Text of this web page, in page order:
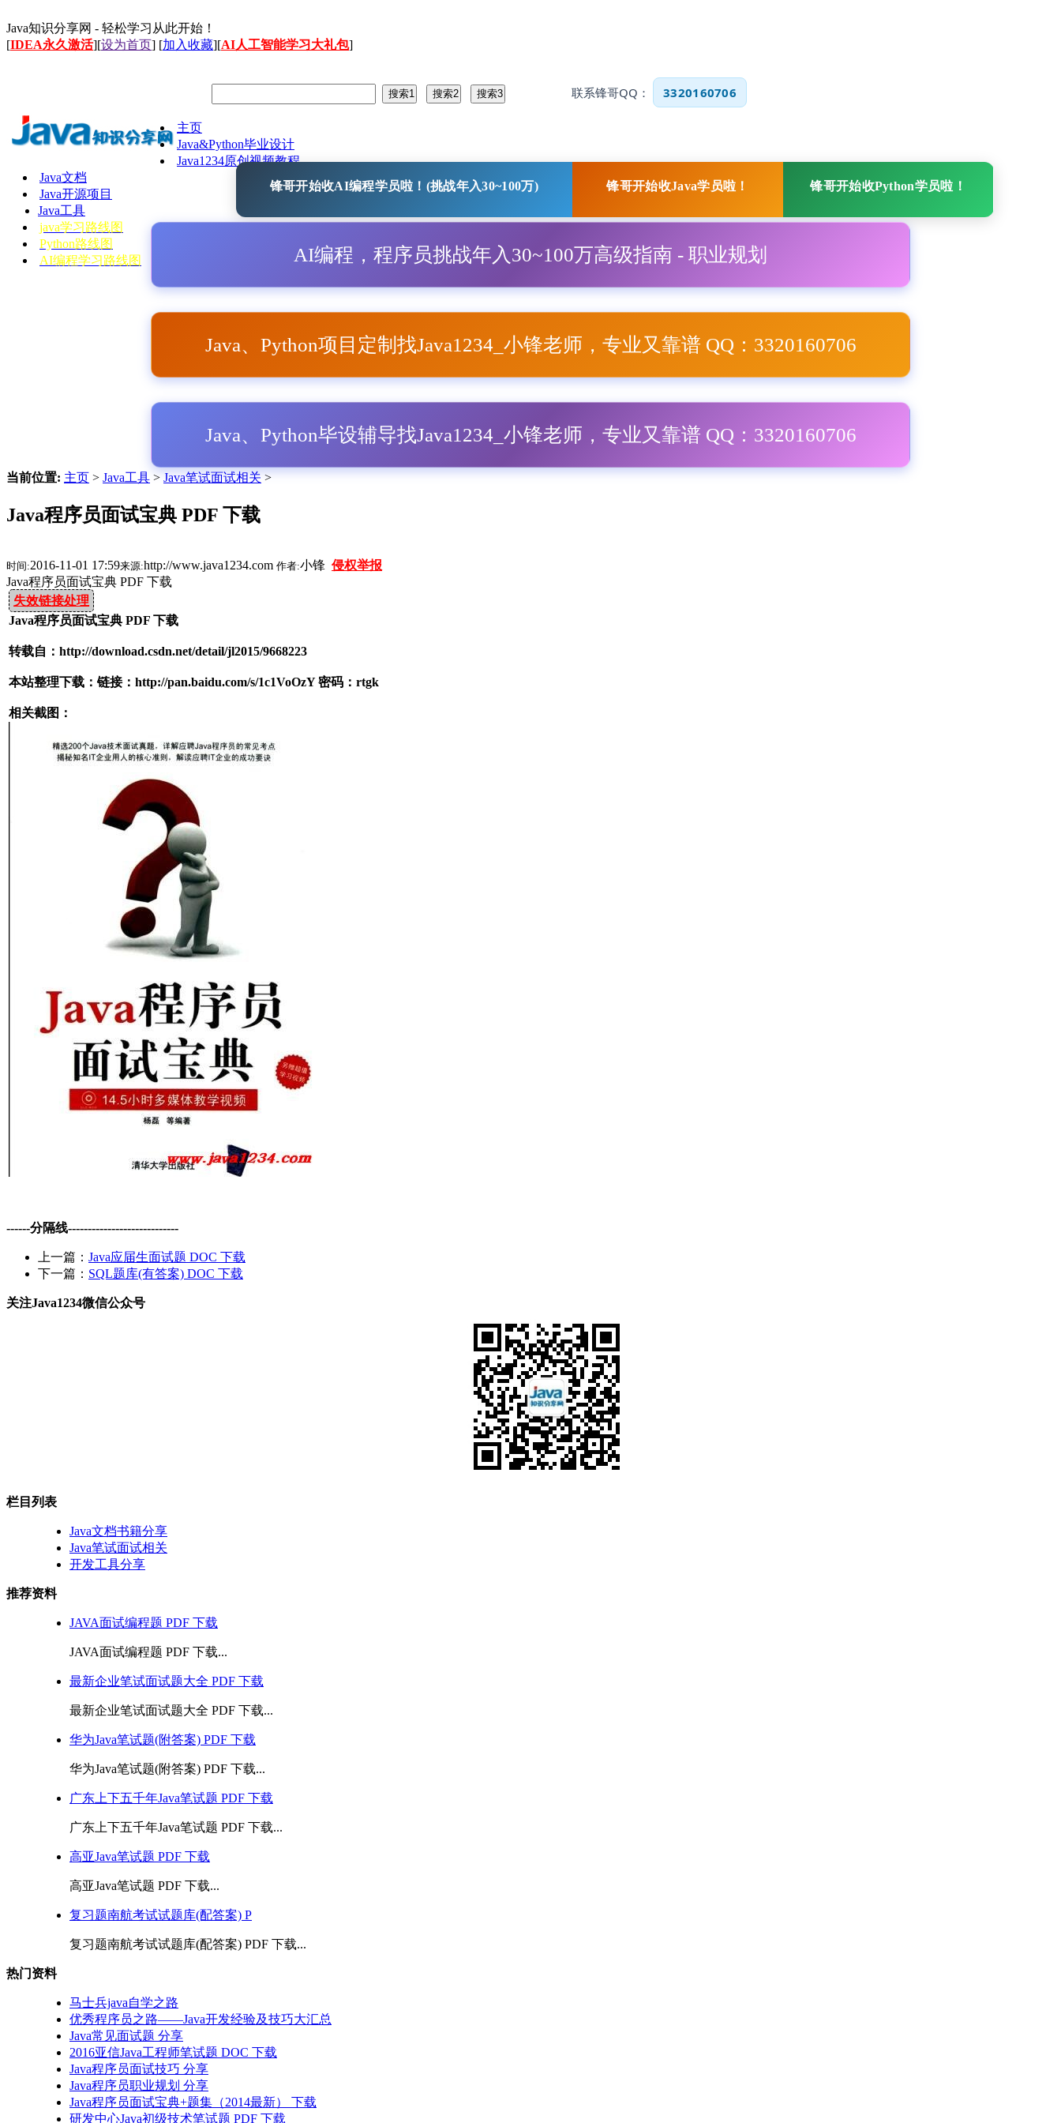
Java知识分享网 - 轻松学习从此开始！
[IDEA永久激活][设为首页] [加入收藏][AI人工智能学习大礼包]
联系锋哥QQ： 3320160706
主页
Java&Python毕业设计
Java1234原创视频教程
Java文档
Java开源项目
Java工具
java学习路线图
Python路线图
AI编程学习路线图
锋哥开始收AI编程学员啦！(挑战年入30~100万) 锋哥开始收Java学员啦！ 锋哥开始收Python学员啦！
AI编程，程序员挑战年入30~100万高级指南 - 职业规划
Java、Python项目定制找Java1234_小锋老师，专业又靠谱 QQ：3320160706
Java、Python毕设辅导找Java1234_小锋老师，专业又靠谱 QQ：3320160706
当前位置: 主页 > Java工具 > Java笔试面试相关 >
Java程序员面试宝典 PDF 下载
时间:2016-11-01 17:59来源:http://www.java1234.com 作者:小锋 侵权举报
Java程序员面试宝典 PDF 下载
失效链接处理
Java程序员面试宝典 PDF 下载
转载自：http://download.csdn.net/detail/jl2015/9668223
本站整理下载：链接：http://pan.baidu.com/s/1c1VoOzY 密码：rtgk
相关截图：
------分隔线----------------------------
上一篇： Java应届生面试题 DOC 下载
下一篇： SQL题库(有答案) DOC 下载
关注Java1234微信公众号
栏目列表
Java文档书籍分享
Java笔试面试相关
开发工具分享
推荐资料
JAVA面试编程题 PDF 下载
JAVA面试编程题 PDF 下载...
最新企业笔试面试题大全 PDF 下载
最新企业笔试面试题大全 PDF 下载...
华为Java笔试题(附答案) PDF 下载
华为Java笔试题(附答案) PDF 下载...
广东上下五千年Java笔试题 PDF 下载
广东上下五千年Java笔试题 PDF 下载...
高亚Java笔试题 PDF 下载
高亚Java笔试题 PDF 下载...
复习题南航考试试题库(配答案) P
复习题南航考试试题库(配答案) PDF 下载...
热门资料
马士兵java自学之路
优秀程序员之路——Java开发经验及技巧大汇总
Java常见面试题 分享
2016亚信Java工程师笔试题 DOC 下载
Java程序员面试技巧 分享
Java程序员职业规划 分享
Java程序员面试宝典+题集（2014最新） 下载
研发中心Java初级技术笔试题 PDF 下载